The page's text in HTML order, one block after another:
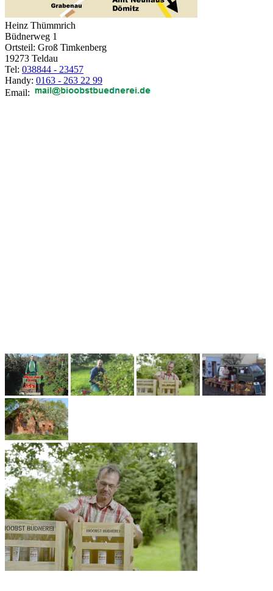
Heinz Thümmrich
Büdnerweg 1
Ortsteil: Groß Timkenberg
19273 Teldau
Tel: 038844 - 23457
Handy: 0163 - 263 22 99
Email: